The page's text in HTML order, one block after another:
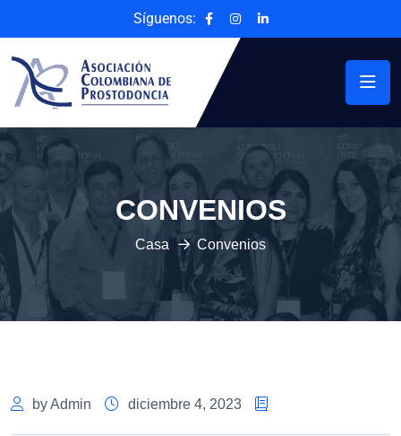
Síguenos:
CONVENIOS
Casa Convenios
by Admin diciembre 4, 2023